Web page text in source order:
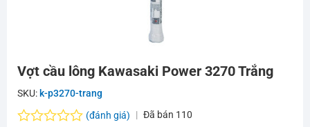
Vợt cầu lông Kawasaki Power 3270 Trắng
SKU: k-p3270-trang
(đánh giá) Đã bán 110